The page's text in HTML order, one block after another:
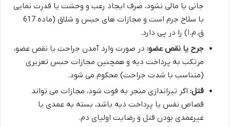
جانی یا مالی نشود، صرف ایجاد رعب و وحشت یا قدرت نمایی
با سلاح جرم است و مجازات های حبس و شلاق (ماده 617
ق.م.ا) را در پی دارد.
جرح یا نقص عضو: در صورت وارد آمدن جراحت یا نقص عضو،
مرتکب به پرداخت دیه و همچنین مجازات حبس تعزیری
(متناسب با شدت جراحت) محکوم می شود.
قتل: اگر تیراندازی منجر به فوت شود، مجازات می تواند
قصاص نفس یا پرداخت دیه باشد، بسته به عمدی یا
غیرعمدی بودن قتل و رضایت اولیای دم.